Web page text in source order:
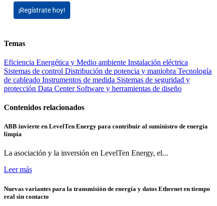
¡Regístrate hoy!
Temas
Eficiencia Energética y Medio ambiente Instalación eléctrica
Sistemas de control Distribución de potencia y maniobra Tecnología
de cableado Instrumentos de medida Sistemas de seguridad y
protección Data Center Software y herramientas de diseño
Contenidos relacionados
ABB invierte en LevelTen Energy para contribuir al suministro de energía
limpia
La asociación y la inversión en LevelTen Energy, el...
Leer más
Nuevas variantes para la transmisión de energía y datos Ethernet en tiempo
real sin contacto